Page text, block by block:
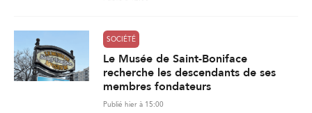
SOCIÉTÉ
Le Musée de Saint-Boniface
recherche les descendants de ses
membres fondateurs
Publié hier à 15:00